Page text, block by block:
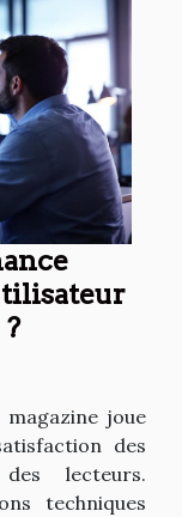
magazine joue
des
lecteurs.
techniques